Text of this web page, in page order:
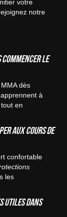
votre
notre
le
dès
à
en
aux cours de
confortable
les
utiles dans